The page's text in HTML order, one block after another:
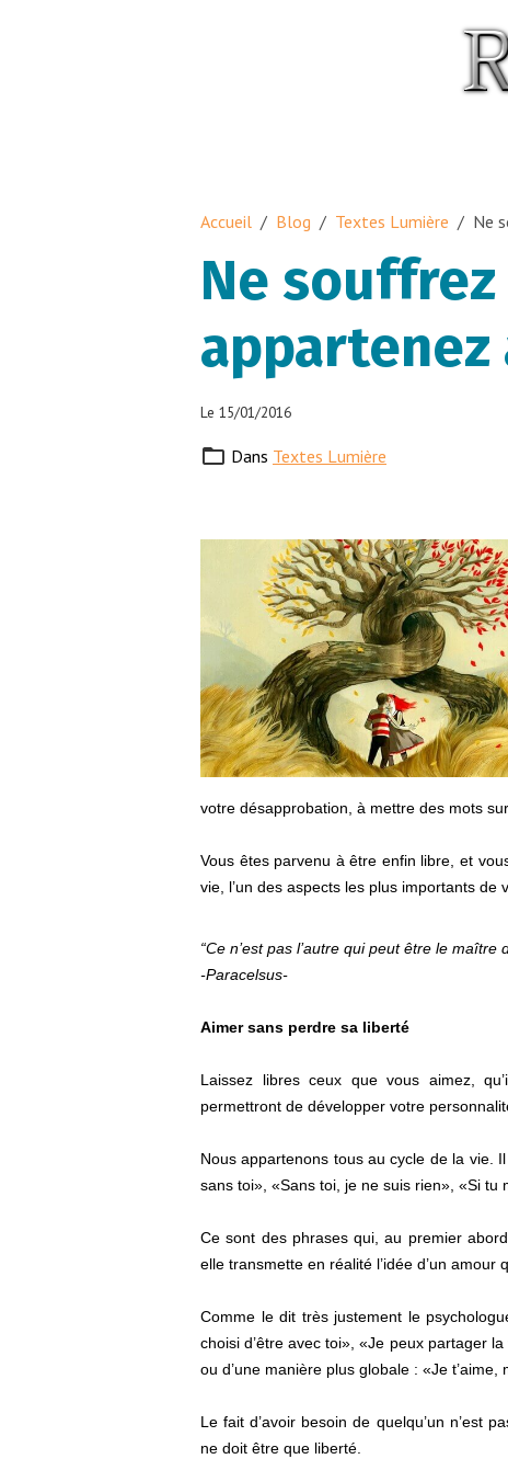
Accueil Blog Textes Lumière Ne
Ne
appartenez
Le 15/01/2016
Dans Textes Lumière
votre désapprobation, à mettre des mots
Vous êtes parvenu à être enfin libre, et
vie, l’un des aspects les plus importants de
“Ce n’est pas l’autre qui peut être le maître
-Paracelsus-
Aimer sans perdre sa liberté
Laissez libres ceux que vous aimez,
permettront de développer votre
Nous appartenons tous au cycle de la vie.
sans toi», «Sans toi, je ne suis rien», «Si tu
Ce sont des phrases qui, au premier
elle transmette en réalité l’idée d’un amour
Comme le dit très justement le
choisi d’être avec toi», «Je peux partager
ou d’une manière plus globale : «Je t’aime,
Le fait d’avoir besoin de quelqu’un n’est
ne doit être que liberté.